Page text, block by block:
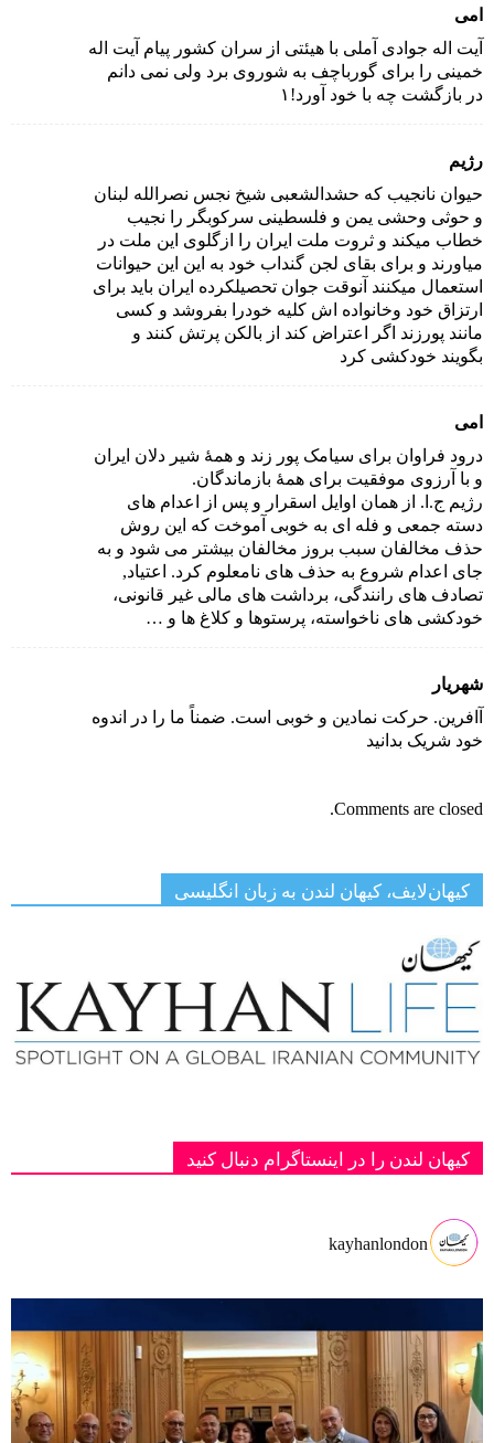
امی
آیت اله جوادی آملی با هیئتی از سران کشور پیام آیت اله
خمینی را برای گورباچف به شوروی برد ولی نمی دانم
در بازگشت چه با خود آورد!۱
رژیم
حیوان نانجیب که حشدالشعبی شیخ نجس نصرالله لبنان
و حوثی وحشی یمن و فلسطینی سرکوبگر را نجیب
خطاب میکند و ثروت ملت ایران را ازگلوی این ملت در
میاورند و برای بقای لجن گنداب خود به این این حیوانات
استعمال میکنند آنوقت جوان تحصیلکرده ایران باید برای
ارتزاق خود وخانواده اش کلیه خودرا بفروشد و کسی
مانند پورزند اگر اعتراض کند از بالکن پرتش کنند و
بگویند خودکشی کرد
امی
درود فراوان برای سیامک پور زند و همۀ شیر دلان ایران
و با آرزوی موفقیت برای همۀ بازماندگان.
رژیم ج.ا. از همان اوایل اسقرار و پس از اعدام های
دسته جمعی و فله ای به خوبی آموخت که این روش
حذف مخالفان سبب بروز مخالفان بیشتر می شود و به
جای اعدام شروع به حذف های نامعلوم کرد. اعتیاد,
تصادف های رانندگی، برداشت های مالی غیر قانونی،
خودکشی های ناخواسته، پرستوها و کلاغ ها و …
شهریار
آافرین. حرکت نمادین و خوبی است. ضمناً ما را در اندوه
خود شریک بدانید
Comments are closed.
کیهان‌لایف، کیهان لندن به زبان انگلیسی
کیهان لندن را در اینستاگرام دنبال کنید
kayhanlondon